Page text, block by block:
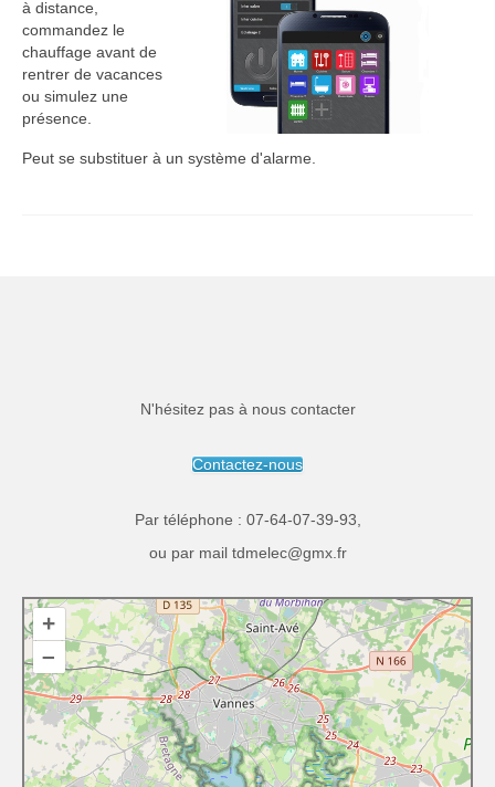
à distance,
commandez le
chauffage avant de
rentrer de vacances
ou simulez une
présence.
Peut se substituer à un système d'alarme.
N'hésitez pas à nous contacter
Contactez-nous
Par téléphone : 07-64-07-39-93
ou par mail tdmelec@gmx.fr
+
–